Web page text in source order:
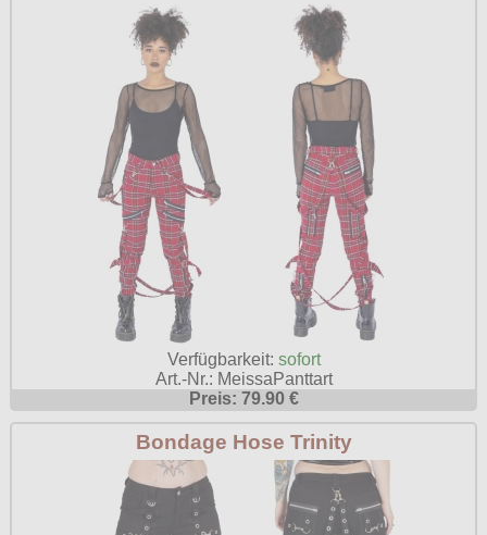
Verfügbarkeit: sofort
Art.-Nr.: MeissaPanttart
Preis: 79.90 €
Bondage Hose Trinity